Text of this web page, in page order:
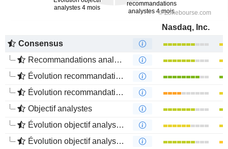
Nasdaq, Inc.
Consensus
Recommandations analystes
Évolution recommandations analystes 1 an
Évolution recommandations analystes 4 mois
Objectif analystes
Évolution objectif analystes 1 an
Évolution objectif analystes 4 mois